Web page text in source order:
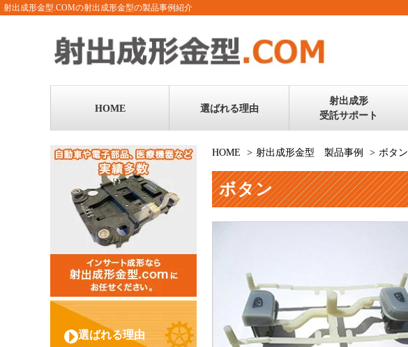
射出成形金型.COMの射出成形金型の製品事例紹介
HOME 選ばれる理由
射出成形
受託サポート
選ばれる理由
HOME 射出成形金型 製品事例 ボタン
ボタン